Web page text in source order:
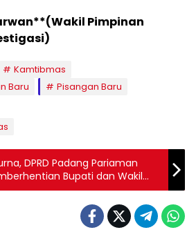
Pimpinan
Kamtibmas
Baru
Pisangan Baru
DPRD Padang Pariaman
Bupati dan Wakil
Pilkada Serentak Tahun 2020.